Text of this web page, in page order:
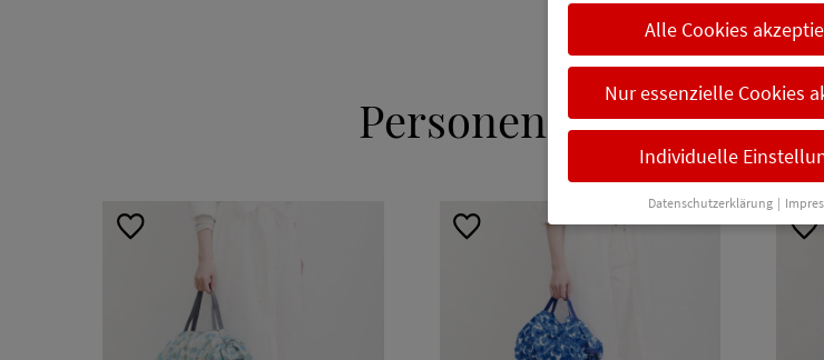
Personen
Alle Cookies
Nur essenzielle Cookies
Individuelle
Datenschutzerklärung |